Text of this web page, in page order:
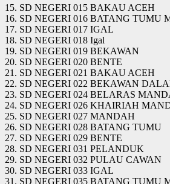
15. SD NEGERI 015 BAKAU ACEH
16. SD NEGERI 016 BATANG TUMU
17. SD NEGERI 017 IGAL
18. SD NEGERI 018 Igal
19. SD NEGERI 019 BEKAWAN
20. SD NEGERI 020 BENTE
21. SD NEGERI 021 BAKAU ACEH
22. SD NEGERI 022 BEKAWAN
23. SD NEGERI 024 BELARAS
24. SD NEGERI 026 KHAIRIAH
25. SD NEGERI 027 MANDAH
26. SD NEGERI 028 BATANG TUMU
27. SD NEGERI 029 BENTE
28. SD NEGERI 031 PELANDUK
29. SD NEGERI 032 PULAU CAWAN
30. SD NEGERI 033 IGAL
31. SD NEGERI 035 BATANG TUMU